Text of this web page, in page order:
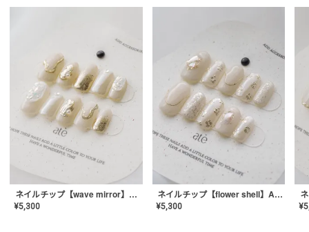
ネイルチップ【wave mirror】AE-CONA-04
¥5,300
ネイルチップ【flower shell】AE-CONA-03
¥5,300 ¥